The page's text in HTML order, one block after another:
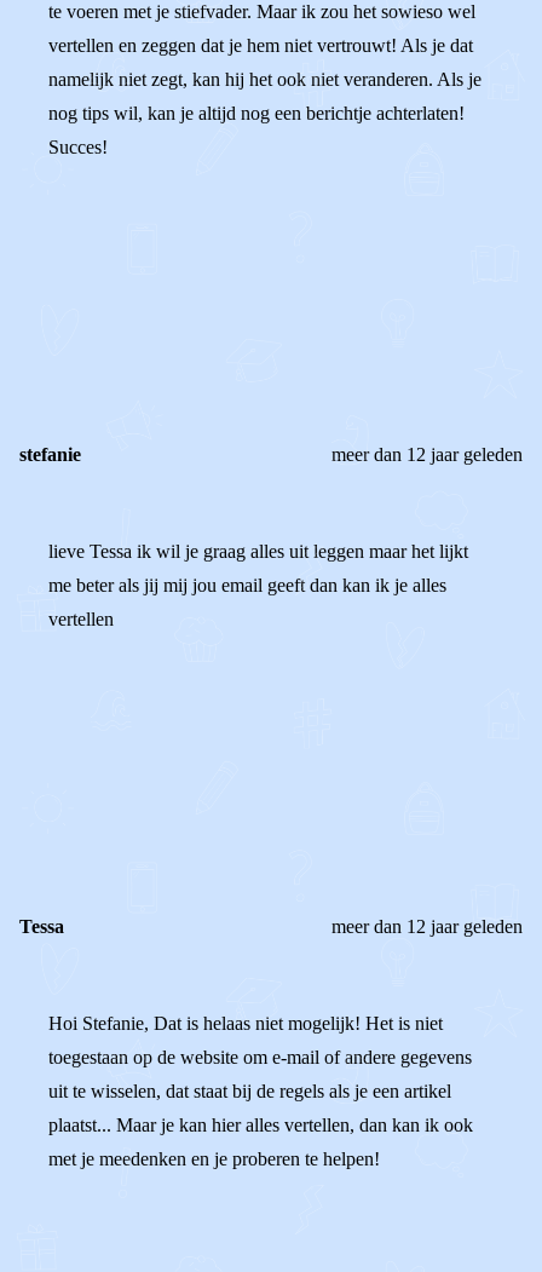
te voeren met je stiefvader. Maar ik zou het sowieso wel
vertellen en zeggen dat je hem niet vertrouwt! Als je dat
namelijk niet zegt, kan hij het ook niet veranderen. Als je
nog tips wil, kan je altijd nog een berichtje achterlaten!
Succes!
stefanie meer dan 12 jaar geleden
lieve Tessa ik wil je graag alles uit leggen maar het lijkt
me beter als jij mij jou email geeft dan kan ik je alles
vertellen
Tessa meer dan 12 jaar geleden
Hoi Stefanie, Dat is helaas niet mogelijk! Het is niet
toegestaan op de website om e-mail of andere gegevens
uit te wisselen, dat staat bij de regels als je een artikel
plaatst... Maar je kan hier alles vertellen, dan kan ik ook
met je meedenken en je proberen te helpen!